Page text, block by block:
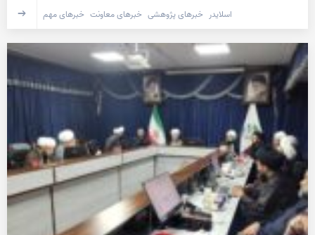
اسلایدر خبرهای پژوهشی خبرهای معاونت خبرهای مهم